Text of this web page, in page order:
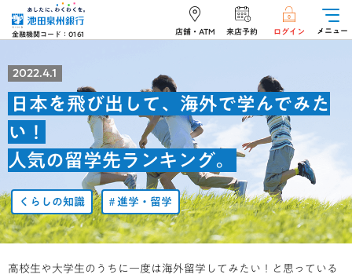
金融機関コード：0161 店舗・ATM 来店予約 ログイン メニュー
2022.4.1
日本を飛び出して、海外で学んでみた
い！
人気の留学先ランキング。
くらしの知識 進学・留学
高校生や大学生のうちに一度は海外留学してみたい！と思っている